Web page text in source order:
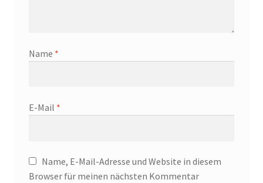
Name *
E-Mail *
Name, E-Mail-Adresse und Website in diesem
Browser für meinen nächsten Kommentar